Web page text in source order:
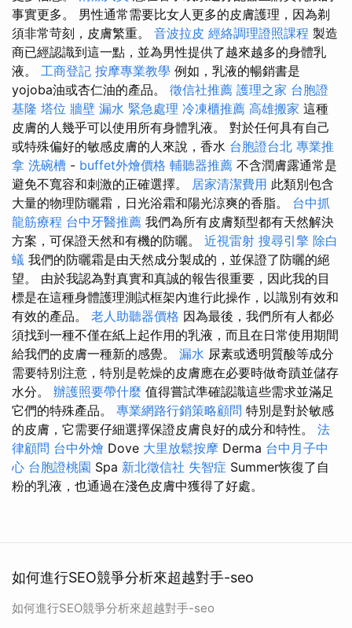
事實更多。 男性通常需要比女人更多的皮膚護理，因為剃
須非常苛刻，皮膚繁重。 音波拉皮 經絡調理證照課程 製造
商已經認識到這一點，並為男性提供了越來越多的身體乳
液。 工商登記 按摩專業教學 例如，乳液的暢銷書是
yojoba油或杏仁油的產品。 徵信社推薦 護理之家 台胞證
基隆 塔位 牆壁 漏水 緊急處理 冷凍櫃推薦 高雄搬家 這種
皮膚的人幾乎可以使用所有身體乳液。 對於任何具有自己
或特殊偏好的敏感皮膚的人來說，香水 台胞證台北 專業推
拿 洗碗槽 - buffet外燴價格 輔聽器推薦 不含潤膚露通常是
避免不寬容和刺激的正確選擇。 居家清潔費用 此類別包含
大量的物理防曬霜，日光浴霜和陽光涼爽的香脂。 台中抓
龍筋療程 台中牙醫推薦 我們為所有皮膚類型都有天然解決
方案，可保證天然和有機的防曬。 近視雷射 搜尋引擎 除白
蟻 我們的防曬霜是由天然成分製成的，並保證了防曬的絕
望。 由於我認為對真實和真誠的報告很重要，因此我的目
標是在這種身體護理測試框架內進行此操作，以識別有效和
有效的產品。 老人助聽器價格 因為最後，我們所有人都必
須找到一種不僅在紙上起作用的乳液，而且在日常使用期間
給我們的皮膚一種新的感覺。 漏水 尿素或透明質酸等成分
需要特別注意，特別是乾燥的皮膚應在必要時做奇蹟並儲存
水分。 辦護照要帶什麼 值得嘗試準確認識這些需求並滿足
它們的特殊產品。 專業網路行銷策略顧問 特別是對於敏感
的皮膚，它需要仔細選擇保證皮膚良好的成分和特性。 法
律顧問 台中外燴 Dove 大里放鬆按摩 Derma 台中月子中
心 台胞證桃園 Spa 新北徵信社 失智症 Summer恢復了自
粉的乳液，也通過在淺色皮膚中獲得了好處。
如何進行SEO競爭分析來超越對手-seo
如何進行SEO競爭分析來超越對手-seo